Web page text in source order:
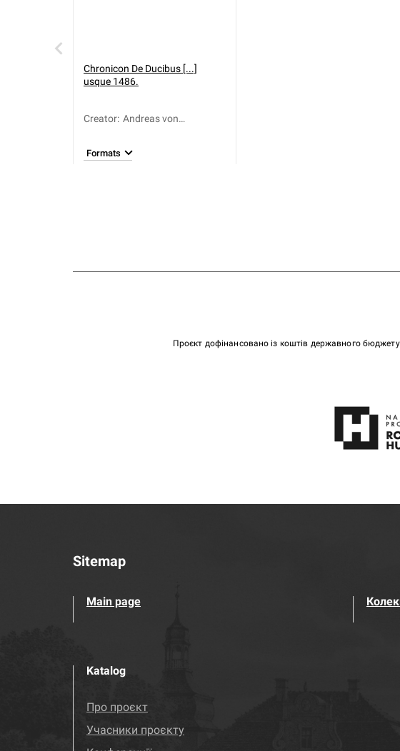
Chronicon De Ducibus [...]
usque 1486.
Creator: Andreas von
Formats
Проєкт дофінансовано із коштів державного
Sitemap
Main page
Katalog
Про проєкт
Учасники проєкту